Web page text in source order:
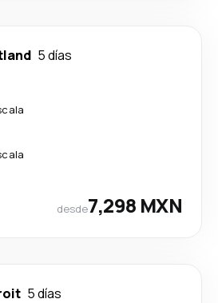
5 días
desde7,298 MXN
5 días